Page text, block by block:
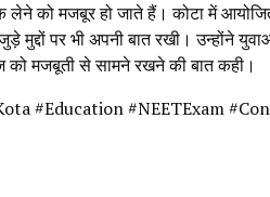
लेने को मजबूर हो जाते हैं। कोटा में
मुद्दों पर भी अपनी बात रखी। उन्होंने
को मजबूती से सामने रखने की बात कही।
#Education #NEETExam